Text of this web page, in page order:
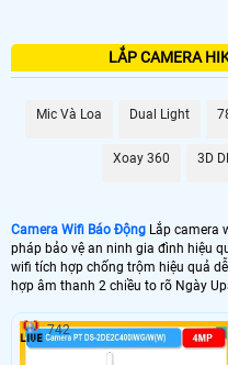
LẮP CAMERA
Mic Và Loa Dual Light
Xoay 360 3D
Camera Wifi Báo Động Lắp camera
pháp bảo vệ an ninh gia đình hiệu
wifi tích hợp chống trộm hiệu quả
hợp âm thanh 2 chiều to rõ Ngày
742